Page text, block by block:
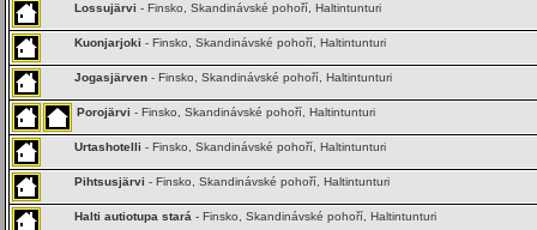
Lossujärvi - Finsko, Skandinávské pohoří, Haltintunturi
Kuonjarjoki - Finsko, Skandinávské pohoří, Haltintunturi
Jogasjärven - Finsko, Skandinávské pohoří, Haltintunturi
Porojärvi - Finsko, Skandinávské pohoří, Haltintunturi
Urtashotelli - Finsko, Skandinávské pohoří, Haltintunturi
Pihtsusjärvi - Finsko, Skandinávské pohoří, Haltintunturi
Halti autiotupa stará - Finsko, Skandinávské pohoří, Haltintunturi